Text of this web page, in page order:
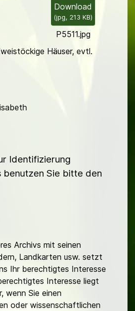
Download
(jpg, 213 KB)
P5511.jpg
Häuser, evtl.
Identifizierung
benutzen Sie bitte den
Archivs mit seinen
Landkarten usw. setzt
Ihr berechtigtes Interesse
Interesse liegt
wenn Sie einen
oder wissenschaftlichen